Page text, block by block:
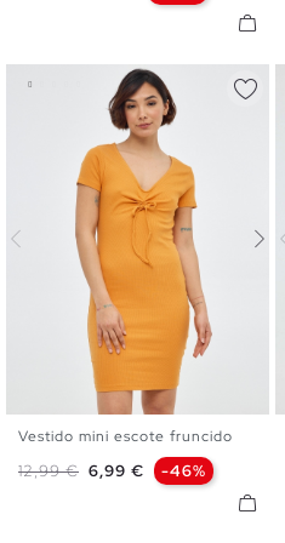
Vestido mini escote fruncido
Precio base
12,99 € Precio
6,99 € -46%